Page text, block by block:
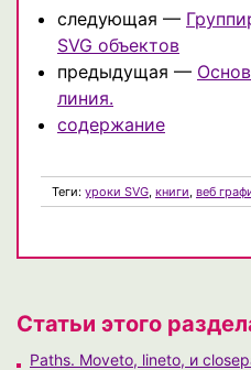
следующая —
SVG объектов
предыдущая —
линия.
содержание
Теги: уроки SVG, книги, веб
Статьи этого
Paths. Moveto, lineto, и